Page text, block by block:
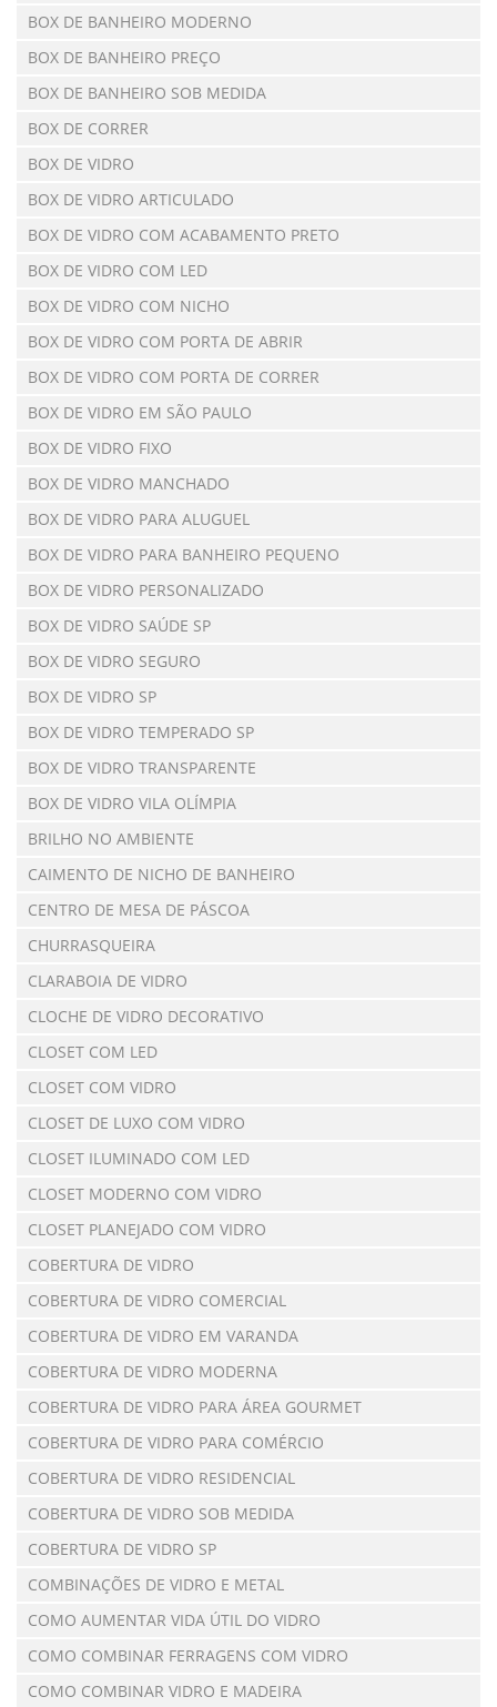
BOX DE BANHEIRO MODERNO
BOX DE BANHEIRO PREÇO
BOX DE BANHEIRO SOB MEDIDA
BOX DE CORRER
BOX DE VIDRO
BOX DE VIDRO ARTICULADO
BOX DE VIDRO COM ACABAMENTO PRETO
BOX DE VIDRO COM LED
BOX DE VIDRO COM NICHO
BOX DE VIDRO COM PORTA DE ABRIR
BOX DE VIDRO COM PORTA DE CORRER
BOX DE VIDRO EM SÃO PAULO
BOX DE VIDRO FIXO
BOX DE VIDRO MANCHADO
BOX DE VIDRO PARA ALUGUEL
BOX DE VIDRO PARA BANHEIRO PEQUENO
BOX DE VIDRO PERSONALIZADO
BOX DE VIDRO SAÚDE SP
BOX DE VIDRO SEGURO
BOX DE VIDRO SP
BOX DE VIDRO TEMPERADO SP
BOX DE VIDRO TRANSPARENTE
BOX DE VIDRO VILA OLÍMPIA
BRILHO NO AMBIENTE
CAIMENTO DE NICHO DE BANHEIRO
CENTRO DE MESA DE PÁSCOA
CHURRASQUEIRA
CLARABOIA DE VIDRO
CLOCHE DE VIDRO DECORATIVO
CLOSET COM LED
CLOSET COM VIDRO
CLOSET DE LUXO COM VIDRO
CLOSET ILUMINADO COM LED
CLOSET MODERNO COM VIDRO
CLOSET PLANEJADO COM VIDRO
COBERTURA DE VIDRO
COBERTURA DE VIDRO COMERCIAL
COBERTURA DE VIDRO EM VARANDA
COBERTURA DE VIDRO MODERNA
COBERTURA DE VIDRO PARA ÁREA GOURMET
COBERTURA DE VIDRO PARA COMÉRCIO
COBERTURA DE VIDRO RESIDENCIAL
COBERTURA DE VIDRO SOB MEDIDA
COBERTURA DE VIDRO SP
COMBINAÇÕES DE VIDRO E METAL
COMO AUMENTAR VIDA ÚTIL DO VIDRO
COMO COMBINAR FERRAGENS COM VIDRO
COMO COMBINAR VIDRO E MADEIRA